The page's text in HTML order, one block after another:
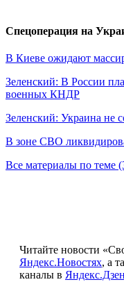
Спецоперация на
В Киеве ожидают
Зеленский: В России
военных КНДР
Зеленский: Украина не
В зоне СВО
Все материалы по теме
Читайте новости
Яндекс.Новостях, а
каналы в Яндекс.Дзен